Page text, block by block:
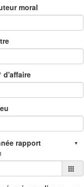
moral
d'affaire